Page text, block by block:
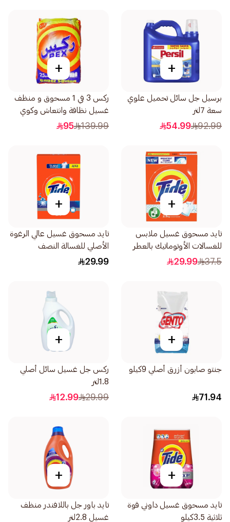
+
برسيل جل سائل تحميل علوي
سعة 7لتر
92.99
54.99
+
ركس 3 في 1 مسحوق و منظف
غسيل نظافة وانتعاش وكوي
اسهل 25كيلو
139.99
95
+
تايد مسحوق غسيل ملابس
للغسالات الأوتوماتيك بالعطر
الأصلي 2.5 كجم
37.5
29.99
+
تايد مسحوق غسيل عالي الرغوة
الأصلي للغسالة النصف
اوتوماتيكية 1.5كيلو
29.99
+
جنتو صابون أزرق أصلي 9كيلو
71.94
+
ركس جل غسيل سائل أصلي
1.8لتر
29.99
12.99
+
تايد مسحوق غسيل داوني قوة
ثلاثية 3.5كيلو
+
تايد باور جل باللافندر منظف
غسيل 2.8لتر